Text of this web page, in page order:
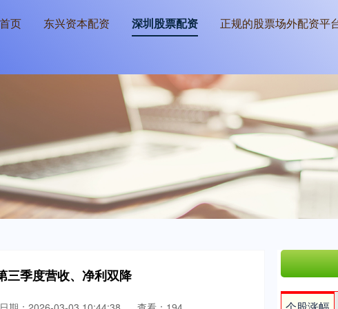
首页 东兴资本配资 深圳股票配资 正规的股票场外配资平
三季度营收、净利双降